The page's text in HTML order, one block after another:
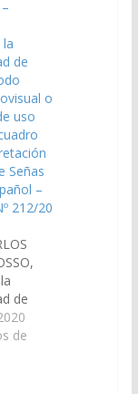
de
o
uso
Señas
–
212/20
de
o
uso
de